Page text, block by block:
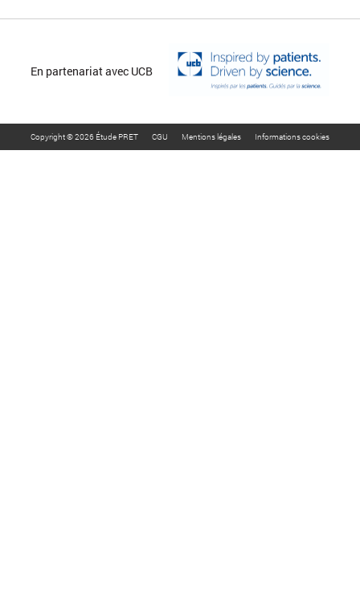
En partenariat avec UCB
Copyright © 2026 Étude PRET CGU Mentions légales Informations cookies